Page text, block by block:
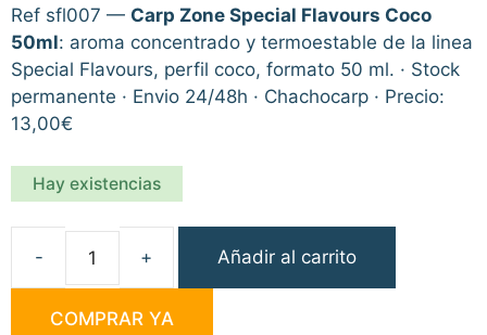
original
era:
15,50€.
actual
es:
13,00€.
Ref sfl007 — Carp Zone Special Flavours Coco
50ml: aroma concentrado y termoestable de la linea
Special Flavours, perfil coco, formato 50 ml. · Stock
permanente · Envio 24/48h · Chachocarp · Precio:
13,00€
Hay existencias
Special
Añadir al carrito
COMPRAR YA